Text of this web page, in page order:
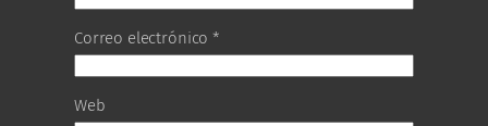
Correo electrónico*
Web